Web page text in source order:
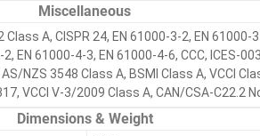
Miscellaneous
Class A, CISPR 24, EN 61000-3-2, EN
EN 61000-4-3, EN 61000-4-6, CCC, ICES-
AS/NZS 3548 Class A, BSMI Class A, VCCI
VCCI V-3/2009 Class A, CAN/CSA-C22.2
Dimensions & Weight